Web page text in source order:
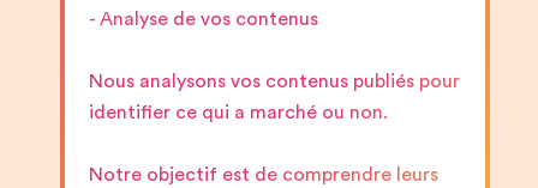
- Analyse de vos contenus
Nous analysons vos contenus publiés pour
identifier ce qui a marché ou non.
Notre objectif est de comprendre leurs